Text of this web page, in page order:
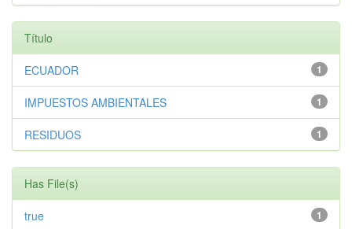
Título
1
ECUADOR
1
IMPUESTOS AMBIENTALES
1
RESIDUOS
Has File(s)
1
true